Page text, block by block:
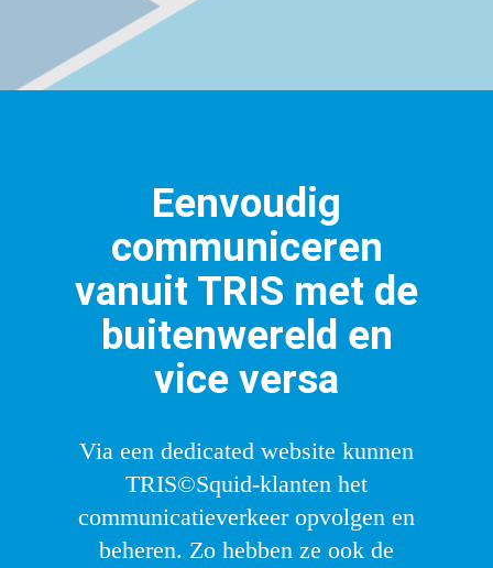
Eenvoudig
communiceren
vanuit TRIS met de
buitenwereld en
vice versa
Via een dedicated website kunnen
TRIS©Squid-klanten het
communicatieverkeer opvolgen en
beheren. Zo hebben ze ook de